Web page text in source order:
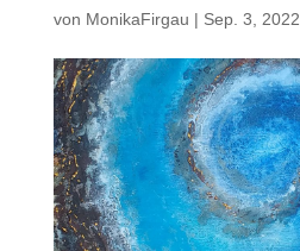
von MonikaFirgau | Sep. 3, 2022